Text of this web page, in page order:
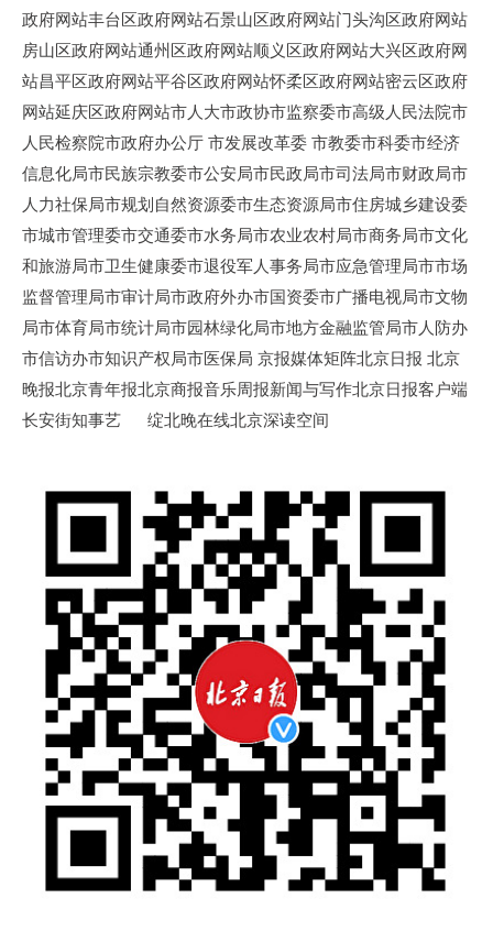
政府网站丰台区政府网站石景山区政府网站门头沟区政府网站
房山区政府网站通州区政府网站顺义区政府网站大兴区政府网
站昌平区政府网站平谷区政府网站怀柔区政府网站密云区政府
网站延庆区政府网站市人大市政协市监察委市高级人民法院市
人民检察院市政府办公厅 市发展改革委 市教委市科委市经济
信息化局市民族宗教委市公安局市民政局市司法局市财政局市
人力社保局市规划自然资源委市生态资源局市住房城乡建设委
市城市管理委市交通委市水务局市农业农村局市商务局市文化
和旅游局市卫生健康委市退役军人事务局市应急管理局市市场
监督管理局市审计局市政府外办市国资委市广播电视局市文物
局市体育局市统计局市园林绿化局市地方金融监管局市人防办
市信访办市知识产权局市医保局 京报媒体矩阵北京日报 北京
晚报北京青年报北京商报音乐周报新闻与写作北京日报客户端
长安街知事艺 绽北晚在线北京深读空间